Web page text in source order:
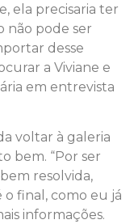
ela precisaria ter
não pode ser
desse
a Viviane e
em entrevista
voltar à galeria
bem. “Por ser
resolvida,
final, como eu já
informações.